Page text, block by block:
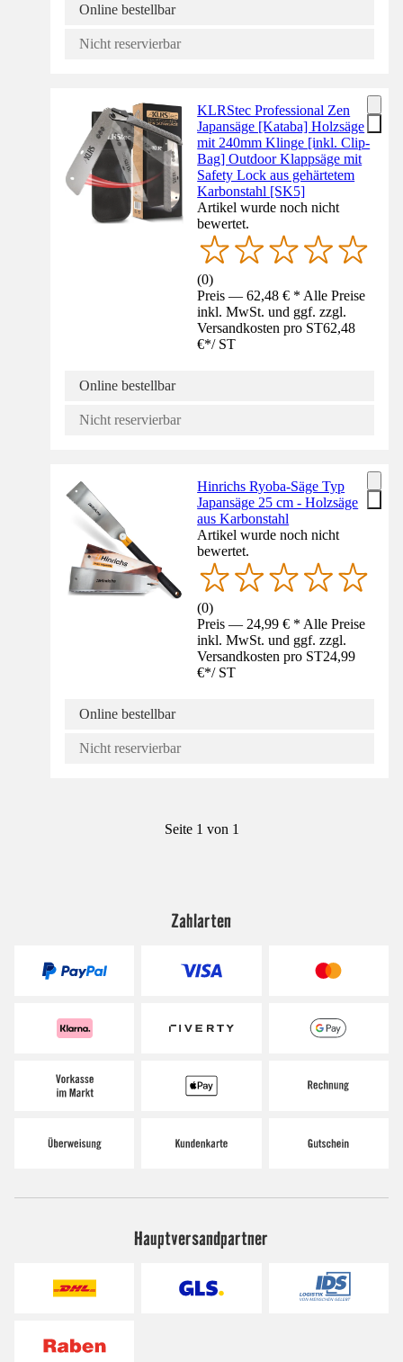
Online bestellbar
Nicht reservierbar
KLRStec Professional Zen
Japansäge [Kataba] Holzsäge
mit 240mm Klinge [inkl. Clip-
Bag] Outdoor Klappsäge mit
Safety Lock aus gehärtetem
Karbonstahl [SK5]
Artikel wurde noch nicht
bewertet.
(0)
Preis — 62,48 € * Alle Preise
inkl. MwSt. und ggf. zzgl.
Versandkosten pro ST62,48
€*/ ST
Online bestellbar
Nicht reservierbar
Hinrichs Ryoba-Säge Typ
Japansäge 25 cm - Holzsäge
aus Karbonstahl
Artikel wurde noch nicht
bewertet.
(0)
Preis — 24,99 € * Alle Preise
inkl. MwSt. und ggf. zzgl.
Versandkosten pro ST24,99
€*/ ST
Online bestellbar
Nicht reservierbar
Seite 1 von 1
Zahlarten
Hauptversandpartner